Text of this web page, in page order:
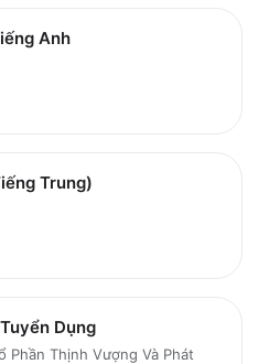
Anh
Trung)
Dụng
Phần Thịnh Vượng Và Phát